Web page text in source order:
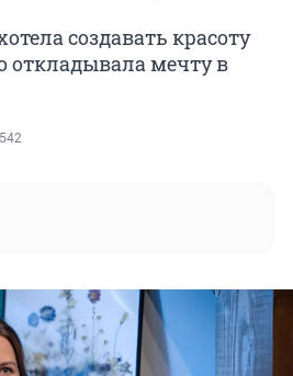
создавать красоту
откладывала мечту в